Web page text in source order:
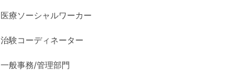
医療ソーシャルワーカー
治験コーディネーター
一般事務/管理部門